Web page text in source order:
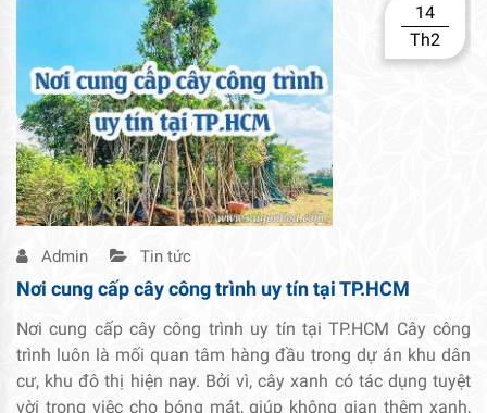
14
Th2
Admin Tin tức
Nơi cung cấp cây công trình uy tín tại TP.HCM
Nơi cung cấp cây công trình uy tín tại TP.HCM Cây công
trình luôn là mối quan tâm hàng đầu trong dự án khu dân
cư, khu đô thị hiện nay. Bởi vì, cây xanh có tác dụng tuyệt
vời trong việc cho bóng mát, giúp không gian thêm xanh,